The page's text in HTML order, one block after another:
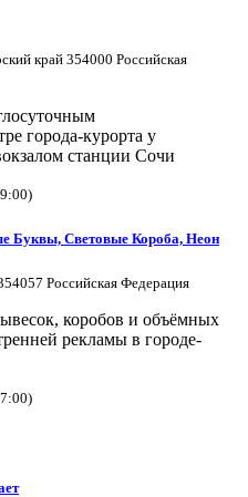
край 354000 Российская
города-курорта у
станции Сочи
Буквы, Световые Короба, Неон
Российская Федерация
коробов и объёмных
рекламы в городе-